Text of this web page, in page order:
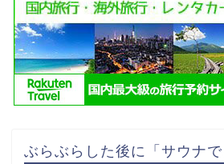
ぶらぶらした後に「サウナで